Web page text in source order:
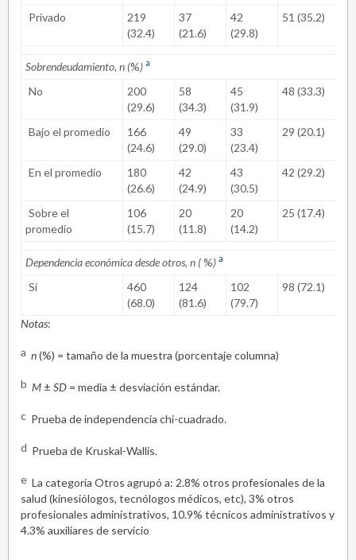
Privado
219
(32.4)
37
(21.6)
42
(29.8)
51 (35.2)
Sobrendeudamiento, n (%) a
No
200
(29.6)
58
(34.3)
45
(31.9)
48 (33.3)
Bajo el promedio
166
(24.6)
49
(29.0)
33
(23.4)
29 (20.1)
En el promedio
180
(26.6)
42
(24.9)
43
(30.5)
42 (29.2)
Sobre el
promedio
106
(15.7)
20
(11.8)
20
(14.2)
25 (17.4)
Dependencia económica desde otros, n (%) a
Si
460
(68.0)
124
(81.6)
102
(79.7)
98 (72.1)
Notas:
a n(%) = tamaño de la muestra (porcentaje columna)
b M ± SD = media ± desviación estándar.
c Prueba de independencia chi-cuadrado.
d Prueba de Kruskal-Wallis.
e La categoría Otros agrupó a: 2.8% otros profesionales de la
salud (kinesiólogos, tecnólogos médicos, etc), 3% otros
profesionales administrativos, 10.9% técnicos administrativos y
4.3% auxiliares de servicio